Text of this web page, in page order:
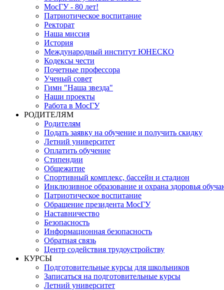
МосГУ - 80 лет!
Патриотическое воспитание
Ректорат
Наша миссия
История
Международный институт ЮНЕСКО
Кодексы чести
Почетные профессора
Ученый совет
Гимн "Наша звезда"
Наши проекты
Работа в МосГУ
РОДИТЕЛЯМ
Родителям
Подать заявку на обучение и получить скидку
Летний университет
Оплатить обучение
Стипендии
Общежитие
Спортивный комплекс, бассейн и стадион
Инклюзивное образование и охрана здоровья
Патриотическое воспитание
Обращение президента МосГУ
Наставничество
Безопасность
Информационная безопасность
Обратная связь
Центр содействия трудоустройству
КУРСЫ
Подготовительные курсы для школьников
Записаться на подготовительные курсы
Летний университет